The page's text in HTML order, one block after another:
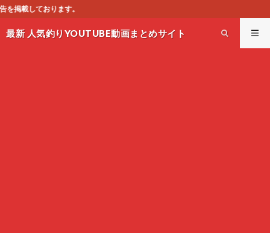
最新 人気釣りYOUTUBE動画まとめサイト